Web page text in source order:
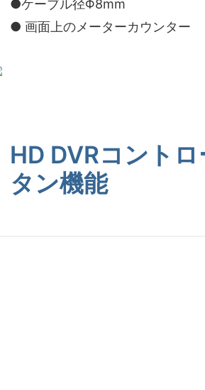
●ケーブル径Φ8mm
● 画面上のメーターカウンター
HD DVRコント
タン機能